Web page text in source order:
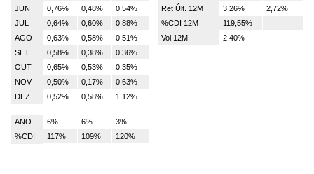
JUN
0,76% 0,48% 0,54% Ret Últ. 12M 3,26%
2,72%
JUL
0,64% 0,60% 0,88% %CDI 12M
119,55%
AGO
0,63% 0,58% 0,51% Vol 12M
2,40%
SET
0,58% 0,38%
0,36%
OUT
0,65% 0,53%
0,35%
NOV
0,50% 0,17%
0,63%
DEZ
0,52% 0,58% 1,12%
ANO 6% 6%
3%
%CDI
117% 109% 120%